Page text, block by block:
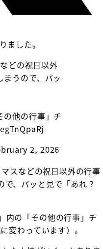
ました。
どの祝日以外
うので、パッ
の他の行事」チ
2, 2026
スなどの祝日以外の行事
、パッと見で「あれ？
内の「その他の行事」チ
変わっています）。